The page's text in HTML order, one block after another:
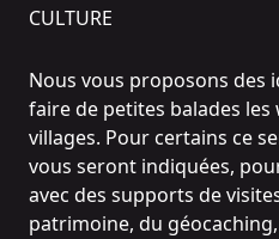
CULTURE
Nous vous proposons des
faire de petites balades les
villages. Pour certains ce
vous seront indiquées,
avec des supports de
patrimoine, du géocaching,